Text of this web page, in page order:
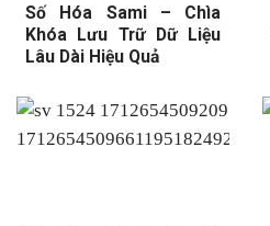
Số Hóa Sami – Chìa
Khóa Lưu Trữ Dữ Liệu
Lâu Dài Hiệu Quả